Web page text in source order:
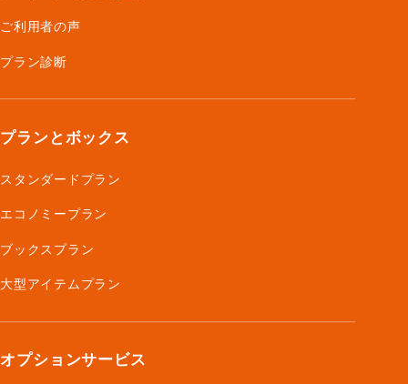
ご利用者の声
プラン診断
プランとボックス
スタンダードプラン
エコノミープラン
ブックスプラン
大型アイテムプラン
オプションサービス